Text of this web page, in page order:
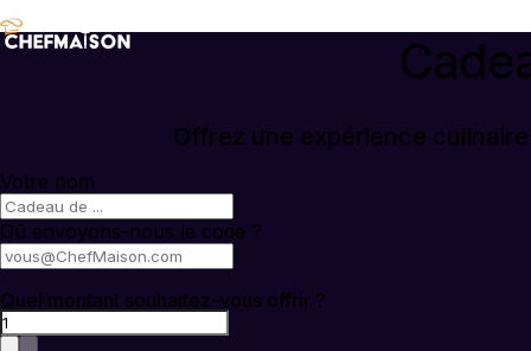
Offrez une expérience
Votre nom
Où envoyons-nous le code ?
Quel montant souhaitez-vous offrir ?